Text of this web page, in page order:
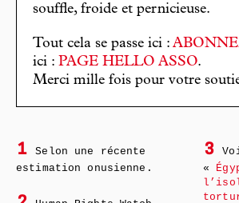
souffle, froide et pernicieuse.
Tout cela se passe ici :
ici : PAGE HELLO ASSO.
Merci mille fois pour votre
1
Selon une récente
estimation onusienne.
3
«